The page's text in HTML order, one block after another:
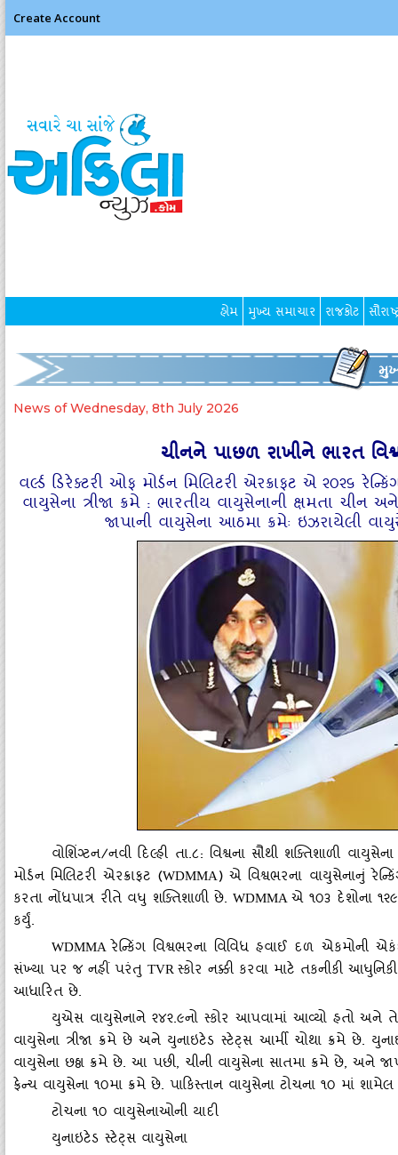
Create Account
હોમ મુખ્ય સમાચાર રાજકોટ
News of Wednesday, 8th July 2026
ચીનને પાછળ રાખીને ભારત
વર્લ્‍ડ ડિરેક્‍ટરી ઓફ મોર્ડન મિલિટરી એરક્રાફટ એ ૨૦૨૬
વાયુસેના ત્રીજા ક્રમે : ભારતીય વાયુસેનાની ક્ષમતા ચીન
જાપાની વાયુસેના આઠમા ક્રમેઃ ઇઝરાયેલી
વોશિંગ્‍ટન/નવી દિલ્‍હી તા.૮: વિશ્વના સૌથી શક્‍તિશાળી
મોર્ડન મિલિટરી એરક્રાફટ (WDMMA) એ વિશ્વભરના વાયુસેનાનું
કરતા નોંધપાત્ર રીતે વધુ શક્‍તિશાળી છે.WDMMA એ ૧૦૩ દેશોના
કર્યું.
WDMMA રેન્‍કિંગ વિશ્વભરના વિવિધ હવાઈ દળ એકમોની
સંખ્‍યા પર જ નહીં પરંતુTVRસ્‍કોર નક્કી કરવા માટે તકનીકી
આધારિત છે.
યુએસ વાયુસેનાને ૨૪૨.૯નો સ્‍કોર આપવામાં આવ્‍યો હતો અને
વાયુસેના ત્રીજા ક્રમે છે અને યુનાઇટેડ સ્‍ટેટ્‍સ આર્મી ચોથા ક્રમે છે.
વાયુસેના છઠ્ઠા ક્રમે છે. આ પછી, ચીની વાયુસેના સાતમા ક્રમે છે, અને
ફ્રેન્‍ચ વાયુસેના ૧૦મા ક્રમે છે. પાકિસ્‍તાન વાયુસેના ટોચના ૧૦ માં
ટોચના ૧૦ વાયુસેનાઓની યાદી
યુનાઇટેડ સ્‍ટેટ્‍સ વાયુસેના